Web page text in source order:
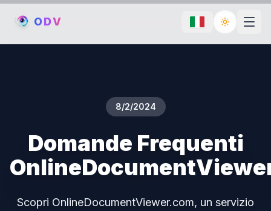
ODV Toggle
8/2/2024
Domande Frequenti
Scopri OnlineDocumentViewer.com, un servizio